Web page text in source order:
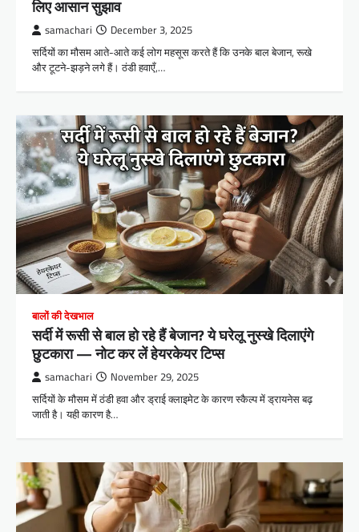
लिए आसान सुझाव
samachari December 3, 2025
सर्दियों का मौसम आते-आते कई लोग महसूस करते हैं कि उनके बाल बेजान, रूखे
और टूटने-झड़ने लगे हैं। ठंडी हवाएँ,…
बालों की देखभाल
सर्दी में रूसी से बाल हो रहे हैं बेजान? ये घरेलू नुस्खे दिलाएंगे
छुटकारा — नोट कर लें हेयरकेयर टिप्स
samachari November 29, 2025
सर्दियों के मौसम में ठंडी हवा और ड्राई क्लाइमेट के कारण स्कैल्प में ड्रायनेस बढ़
जाती है। यही कारण है…